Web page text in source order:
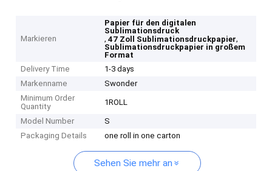
Markieren
Papier für den digitalen
Sublimationsdruck
,47 Zoll Sublimationsdruckpapier,
Sublimationsdruckpapier in großem
Format
Delivery Time
1-3 days
Markenname
Swonder
Minimum Order
Quantity
1ROLL
Model Number
S
Packaging Details
one roll in one carton
Sehen Sie mehr an